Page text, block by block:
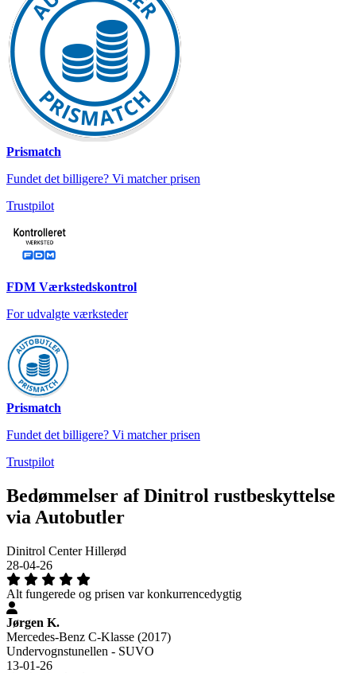
Prismatch
Fundet det billigere? Vi matcher prisen
Trustpilot
FDM Værkstedskontrol
For udvalgte værksteder
Prismatch
Fundet det billigere? Vi matcher prisen
Trustpilot
Bedømmelser af Dinitrol rustbeskyttelse
via Autobutler
Dinitrol Center Hillerød
28-04-26
Alt fungerede og prisen var konkurrencedygtig
Jørgen K.
Mercedes-Benz C-Klasse (2017)
Undervognstunellen - SUVO
13-01-26